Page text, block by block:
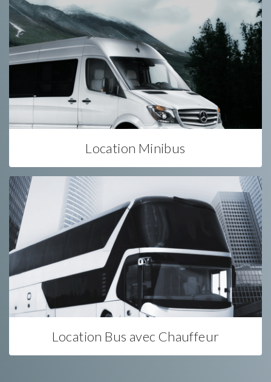
Location Minibus
Location Bus avec Chauffeur